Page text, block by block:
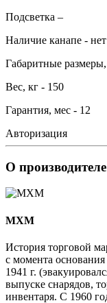
Подсветка –
Наличие канапе - нет
Габаритные
Вес, кг - 150
Гарантия, мес - 12
Авторизация
О производителе
MXM
История торговой
с момента
1941 г.
выпуске снарядов,
инвентаря. С 1960